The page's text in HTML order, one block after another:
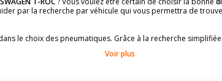
par la recherche par véhicule qui vous permettra de
le choix des pneumatiques. Grâce à la recherche
de vos pneus ? Ces informations sont indiquées sur le
Voir plus